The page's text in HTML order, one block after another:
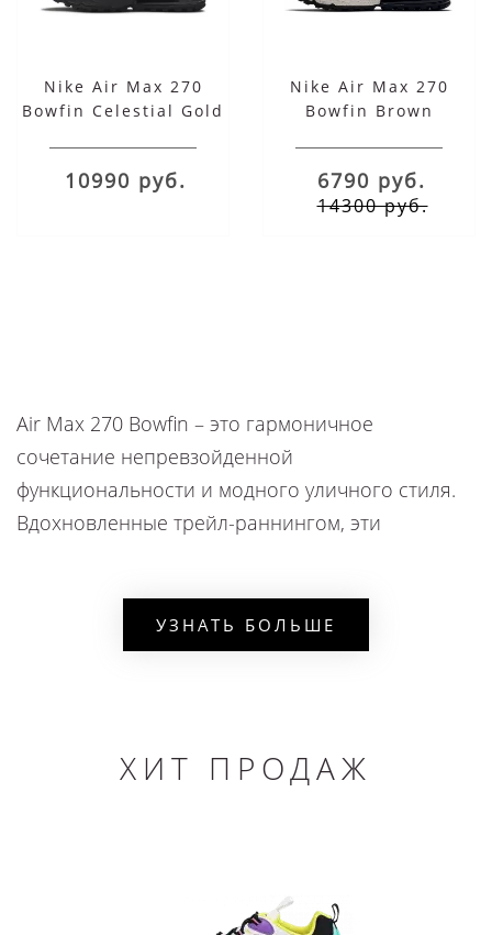
Nike Air Max 270
Bowfin Celestial Gold
10990 руб.
Nike Air Max 270
Bowfin Brown
6790 руб.
14300 руб.
Air Max 270 Bowfin – это гармоничное
сочетание непревзойденной
функциональности и модного уличного стиля.
Вдохновленные трейл-раннингом, эти
образа жизни. Их уникальная конструкция
обеспечивает непревзойденный комфорт
одновременно гибкой внешней части, которая
поддерживает стопу в наиболее важных точках.
нейлон и другие высококачественные
материалы обеспечивают вентиляцию и
УЗНАТЬ БОЛЬШЕ
ХИТ ПРОДАЖ